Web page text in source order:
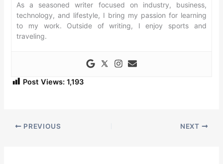
As a seasoned writer focused on industry, business,
technology, and lifestyle, I bring my passion for learning
to my work. Outside of writing, I enjoy sports and
traveling.
Post Views: 1,193
PREVIOUS NEXT